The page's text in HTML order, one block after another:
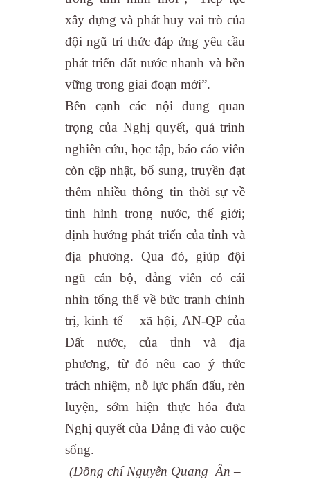
xây dựng và phát huy vai trò của
đội ngũ trí thức đáp ứng yêu cầu
phát triển đất nước nhanh và bền
vững trong giai đoạn mới”.
Bên cạnh các nội dung quan
trọng của Nghị quyết, quá trình
nghiên cứu, học tập, báo cáo viên
còn cập nhật, bổ sung, truyền đạt
thêm nhiều thông tin thời sự về
tình hình trong nước, thế giới;
định hướng phát triển của tỉnh và
địa phương. Qua đó, giúp đội
ngũ cán bộ, đảng viên có cái
nhìn tổng thể về bức tranh chính
trị, kinh tế – xã hội, AN-QP của
Đất nước, của tỉnh và địa
phương, từ đó nêu cao ý thức
trách nhiệm, nỗ lực phấn đấu, rèn
luyện, sớm hiện thực hóa đưa
Nghị quyết của Đảng đi vào cuộc
sống.
(Đồng chí Nguyễn Quang Ân –